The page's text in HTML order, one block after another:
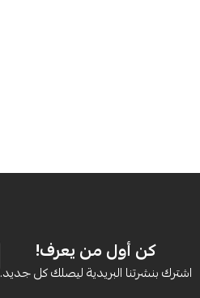
كن أول من يعرف!
اشترك بنشرتنا البريدية ليصلك كل جديد.